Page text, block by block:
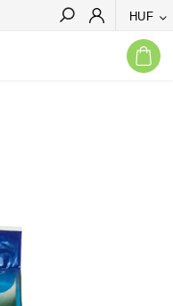
HUF
Keresés